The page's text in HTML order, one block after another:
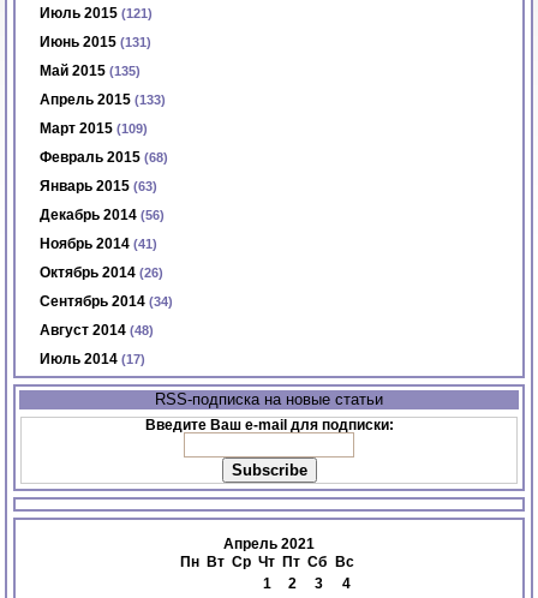
Июль 2015 (121)
Июнь 2015 (131)
Май 2015 (135)
Апрель 2015 (133)
Март 2015 (109)
Февраль 2015 (68)
Январь 2015 (63)
Декабрь 2014 (56)
Ноябрь 2014 (41)
Октябрь 2014 (26)
Сентябрь 2014 (34)
Август 2014 (48)
Июль 2014 (17)
RSS-подписка на новые статьи
Введите Ваш e-mail для подписки:
Апрель 2021
Пн
Вт Ср Чт Пт Сб Вс
1 2 3
4